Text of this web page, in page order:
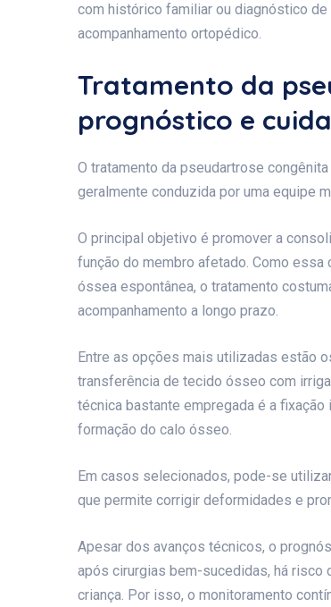
com histórico familiar ou diagnóstico
acompanhamento ortopédico.
Tratamento da
prognóstico e
O tratamento da pseudartrose
geralmente conduzida por uma equipe
O principal objetivo é promover a
função do membro afetado. Como
óssea espontânea, o tratamento
acompanhamento a longo prazo.
Entre as opções mais utilizadas estão
transferência de tecido ósseo com
técnica bastante empregada é a
formação do calo ósseo.
Em casos selecionados, pode-se
que permite corrigir deformidades e
Apesar dos avanços técnicos, o
após cirurgias bem-sucedidas, há risco
criança. Por isso, o monitoramento